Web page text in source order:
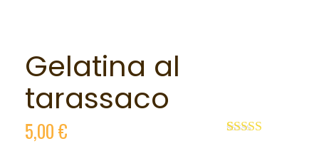
Gelatina al
tarassaco
5,00€